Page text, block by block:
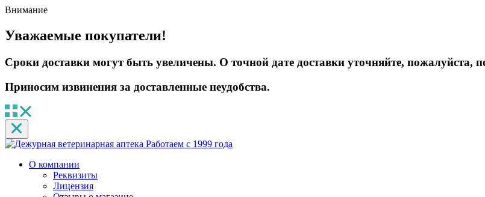
Внимание
Уважаемые покупатели!
Сроки доставки могут быть увеличены. О точной дате доставки уточняйте, пожалуйста,
Приносим извинения за доставленные неудобства.
Работаем с 1999 года
О компании
Реквизиты
Лицензия